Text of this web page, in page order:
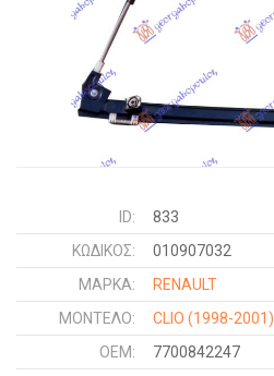
ID:
833
ΚΩΔΙΚΌΣ:
010907032
ΜΑΡΚΑ:
RENAULT
ΜΟΝΤΕΛΟ:
CLIO (1998-2001)
OEM:
7700842247